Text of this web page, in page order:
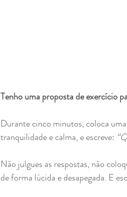
Tenho uma proposta de exercício
Durante cinco minutos, coloca
tranquilidade e calma, e escreve:
Não julgues as respostas, não
de forma lúcida e desapegada. E